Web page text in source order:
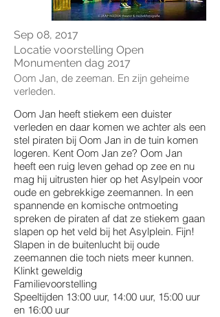
Sep 08, 2017
Locatie voorstelling Open
Monumenten dag 2017
Oom Jan, de zeeman. En zijn geheime
verleden.
Oom Jan heeft stiekem een duister
verleden en daar komen we achter als een
stel piraten bij Oom Jan in de tuin komen
logeren. Kent Oom Jan ze? Oom Jan
heeft een ruig leven gehad op zee en nu
mag hij uitrusten hier op het Asylpein voor
oude en gebrekkige zeemannen. In een
spannende en komische ontmoeting
spreken de piraten af dat ze stiekem gaan
slapen op het veld bij het Asylplein. Fijn!
Slapen in de buitenlucht bij oude
zeemannen die toch niets meer kunnen.
Klinkt geweldig
Familievoorstelling
Speeltijden 13:00 uur, 14:00 uur, 15:00 uur
en 16:00 uur